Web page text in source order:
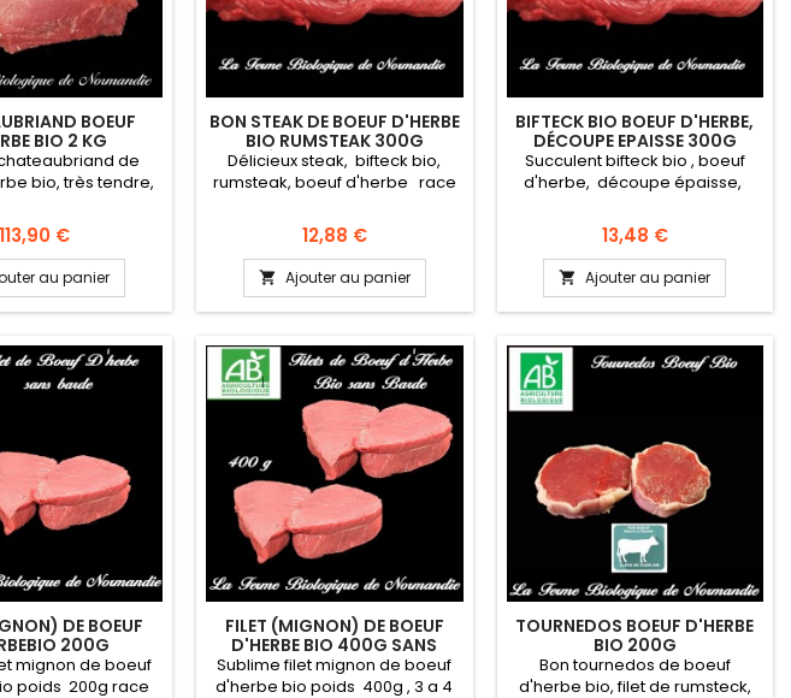
BOEUF
BIO 2 KG
de
bio, très tendre,
du producteur
biologique de
Viande origine
Normandie Race
race à viande
DLC : dix jours à
jour d'emballage
pouvant être
Prix
113,90 €
au panier
BON STEAK DE BOEUF D'HERBE
BIO RUMSTEAK 300G
DÉCOUPE NORMALE
Délicieux steak, bifteck bio,
rumsteak, boeuf d'herbe race
direct du producteur la ferme
biologique de Normandie.
Viande origine France, région
Normandie Race LIMOUSINE,
race à viande reconnue pour
jours à compter du jour
d'emballage Viande fraiche
pouvant être congelée.
Conditionnement:...
Prix
12,88 €
 Ajouter au panier
BIFTECK BIO BOEUF D'HERBE,
DÉCOUPE EPAISSE 300G
Succulent bifteck bio , boeuf
d'herbe, découpe épaisse,
direct du producteur la ferme
biologique de Normandie.
Viande origine France, région
Normandie Race LIMOUSINE,
race à viande reconnue pour
jours à compter du jour
d'emballage Viande fraiche
pouvant être congelée.
Prix
13,48 €
 Ajouter au panier
DE BOEUF
200G
mignon de boeuf
poids 200g race
FILET (MIGNON) DE BOEUF
D'HERBE BIO 400G SANS
BARDE
Sublime filet mignon de boeuf
d'herbe bio poids 400g , 3 a 4
TOURNEDOS BOEUF D'HERBE
BIO 200G
Bon tournedos de boeuf
d'herbe bio, filet de rumsteck,